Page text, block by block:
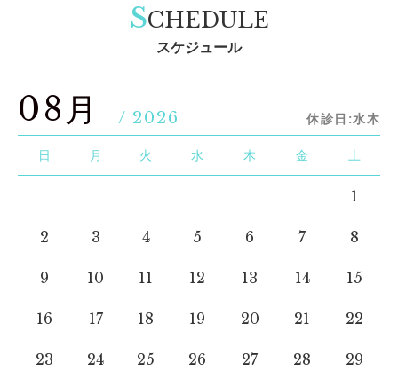
SCHEDULE
スケジュール
08月 / 2026 休診日:水木
日 月 火 水 木 金 土
1
2 3 4 5 6 7 8
9 10 11 12 13 14 15
16 17 18 19 20 21 22
23 24 25 26 27 28 29